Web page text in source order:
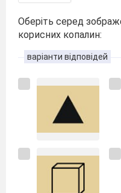
Оберіть серед
корисних копалин:
варіанти відповідей